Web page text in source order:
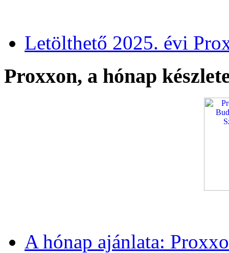
Letölthető 2025. évi
Proxxon, a hónap
A hónap ajánlata: